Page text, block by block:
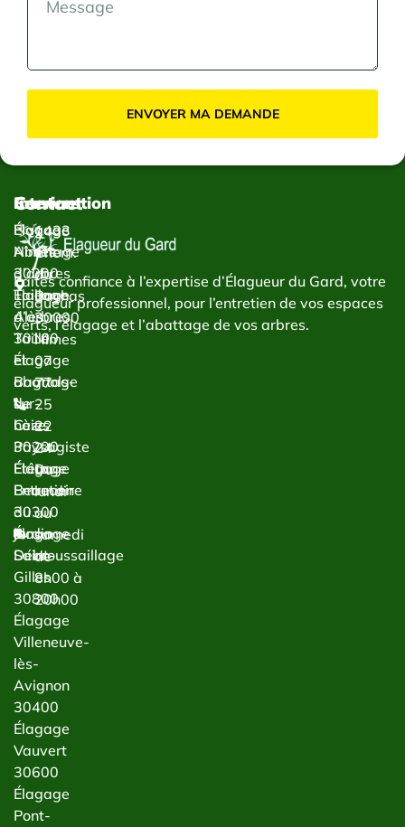
ENVOYER MA DEMANDE
Faites confiance à l’expertise d’Élagueur du Gard, votre
élagueur professionnel, pour l’entretien de vos espaces
verts, l’élagage et l’abattage de vos arbres.
Services
Élagage
Abattage
d’arbres
Taillage
d’arbres
Taille
et
abattage
de
haies
Paysagiste
Étêtage
Entretien
du
jardin
Débroussaillage
Intervention
Élagage
Nîmes
30000
Élagage
Alès
30100
Élagage
Bagnols-
sur-
Cèze
30200
Élagage
Beaucaire
30300
Élagage
Saint-
Gilles
30800
Élagage
Villeneuve-
lès-
Avignon
30400
Élagage
Vauvert
30600
Élagage
Pont-
Contact
1433
Chem.
du
Bachas
30000
Nîmes
07
77
25
22
24
Du
lundi
au
samedi
de
8h00 à
20h00